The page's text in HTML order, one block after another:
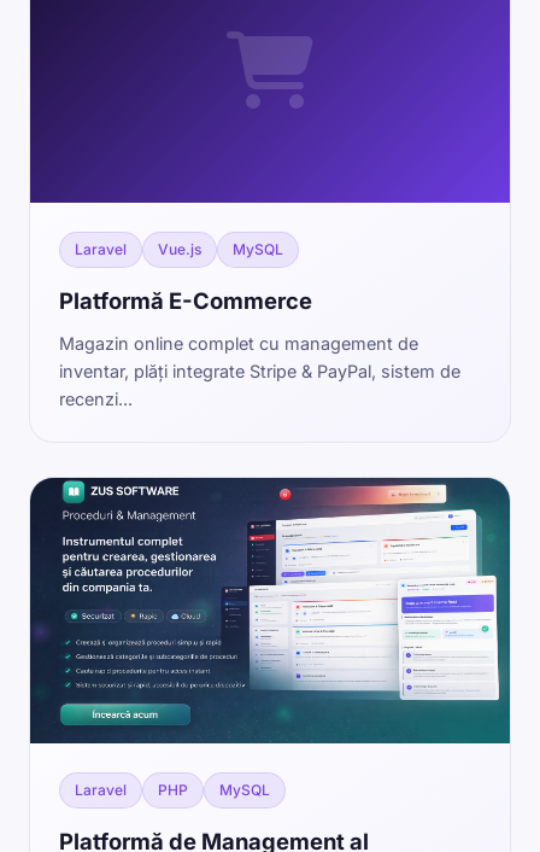
Laravel Vue.js MySQL
Platformă E-Commerce
Magazin online complet cu management de
inventar, plăți integrate Stripe & PayPal, sistem de
recenzi...
Laravel PHP MySQL
Platformă de Management al